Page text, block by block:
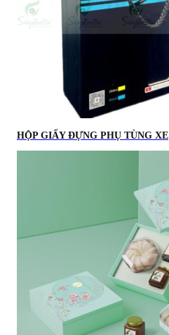
HỘP GIẤY ĐỰNG PHỤ TÙNG XE